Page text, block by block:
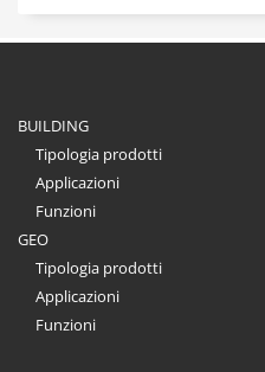
BUILDING
Tipologia prodotti
Applicazioni
Funzioni
GEO
Tipologia prodotti
Applicazioni
Funzioni